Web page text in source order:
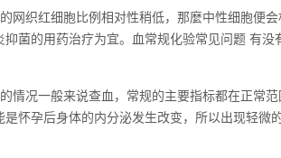
网织红细胞比例相对性稍低，那麼中性细胞便
抑菌的用药治疗为宜。血常规化验常见问题 有
情况一般来说查血，常规的主要指标都在正常
是怀孕后身体的内分泌发生改变，所以出现轻